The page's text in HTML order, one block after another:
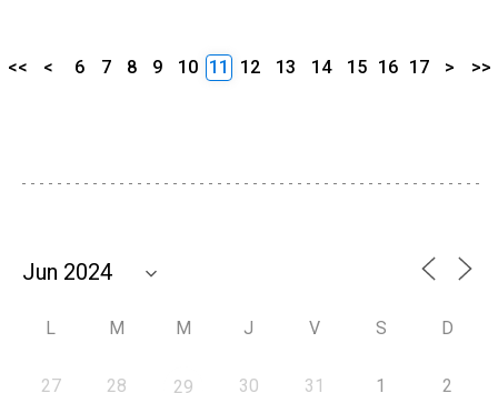
<< < 6 7 8 9 10 11 12 13 14 15 16 17 > >>
L M M J V S D
27 28 29 30 31 1 2